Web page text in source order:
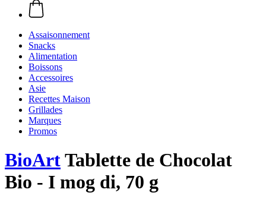
Assaisonnement
Snacks
Alimentation
Boissons
Accessoires
Asie
Recettes Maison
Grillades
Marques
Promos
BioArtTablette de Chocolat
Bio - I mog di, 70 g